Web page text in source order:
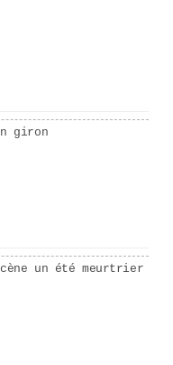
giron
un été meurtrier